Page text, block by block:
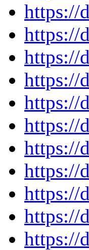
https://
https://
https://
https://
https://
https://
https://
https://
https://
https://
https://